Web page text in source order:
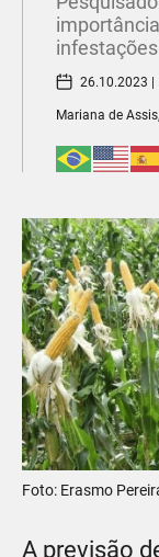
26.10.2023 |
Mariana de
Foto: Erasmo
A previsão